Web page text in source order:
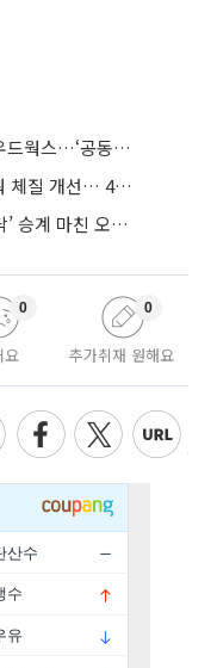
자기자본 70% 철강사 지분 산 크라우드웍스…‘공동경영’으로 AI 시너지 낼까
E8, ‘온톨로지 AI·디지털 트윈’ 앞세워 체질 개선… 4분기 흑자전환 총력
25억에 경영권 넘긴 상보…‘주가 바닥’ 승계 마친 오너 2세, 주가 부양 나설까
요
0
추가취재 원해요
0